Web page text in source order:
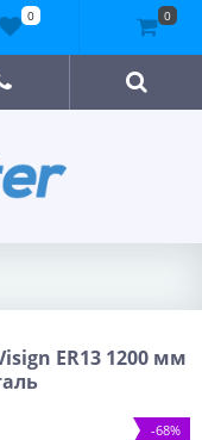
ER13 1200 мм
-68%
0 0